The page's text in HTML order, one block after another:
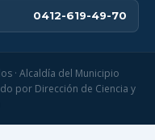
0412-619-49-70
· Alcaldía del Municipio
por Dirección de Ciencia y